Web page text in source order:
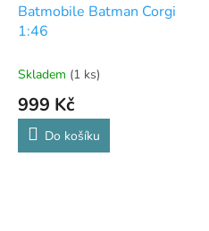
Batmobile Batman Corgi
1:46
Skladem (1 ks)
999 Kč
Do košíku